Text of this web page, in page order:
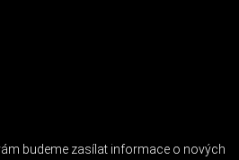
budeme zasílat informace o nových